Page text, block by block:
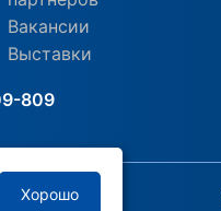
Хорошо
Вакансии
Выставки
809